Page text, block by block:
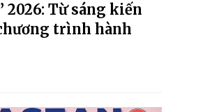
2026: Từ sáng kiến
trình hành